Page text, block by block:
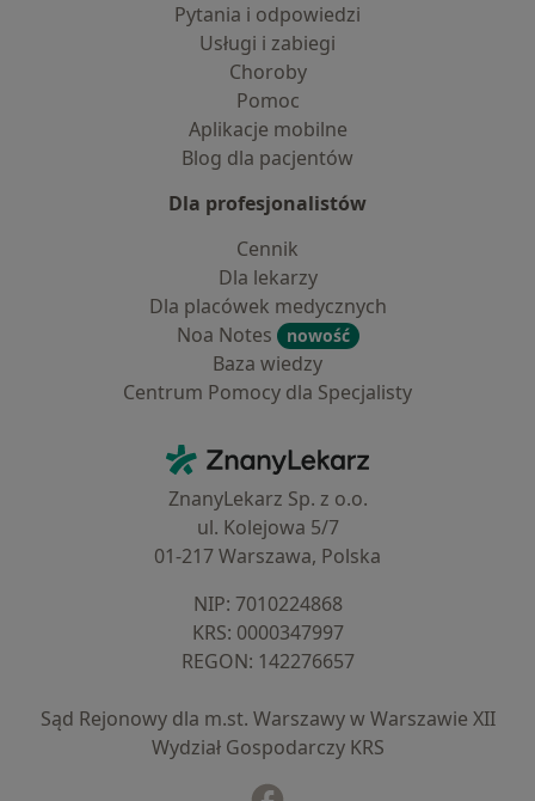
Pytania i odpowiedzi
Usługi i zabiegi
Choroby
Pomoc
Aplikacje mobilne
Blog dla pacjentów
Dla profesjonalistów
Cennik
Dla lekarzy
Dla placówek medycznych
Noa Notes
nowość
Baza wiedzy
Centrum Pomocy dla Specjalisty
ZnanyLekarz - Strona główna
ZnanyLekarz Sp. z o.o.
ul. Kolejowa 5/7
01-217 Warszawa, Polska
NIP: ⁠7010224868
KRS: ⁠0000347997
REGON: ⁠142276657
Sąd Rejonowy dla m.st. Warszawy w Warszawie XII
Wydział Gospodarczy KRS